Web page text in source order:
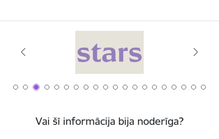
Vai šī informācija bija noderīga?